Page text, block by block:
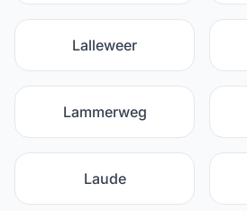
Lalleweer
Lammerweg
Laude